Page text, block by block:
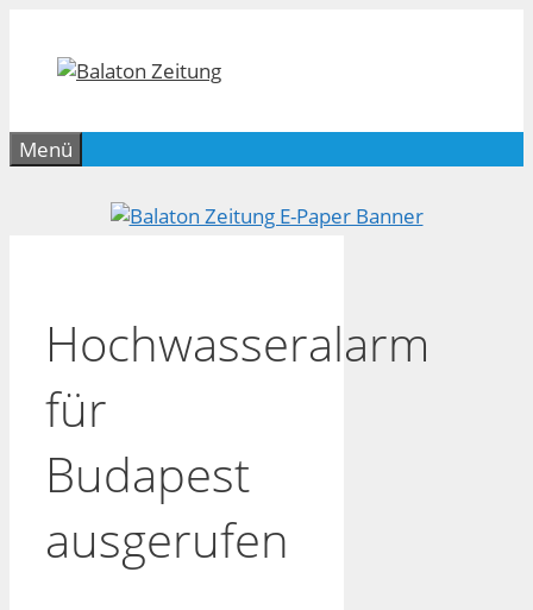
springen
Menü
Hochwasseralarm
für
Budapest
ausgerufen